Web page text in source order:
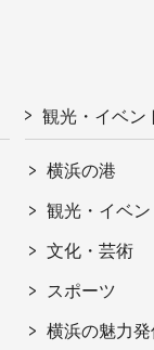
観光・イベン
横浜の港
観光・イベン
文化・芸術
スポーツ
横浜の魅力発